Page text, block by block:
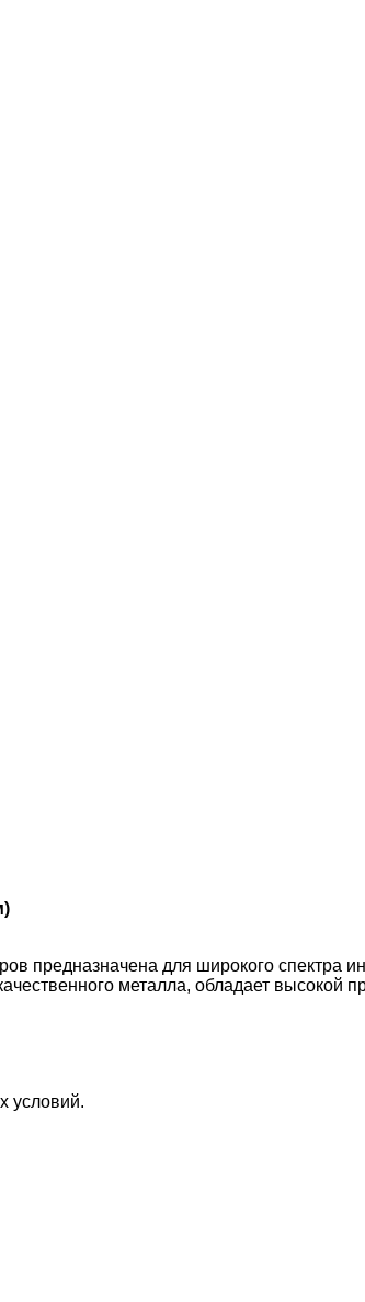
предназначена для широкого спектра
металла, обладает высокой
условий.